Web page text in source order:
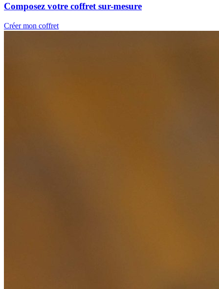
Composez votre coffret sur-mesure
Créer mon coffret